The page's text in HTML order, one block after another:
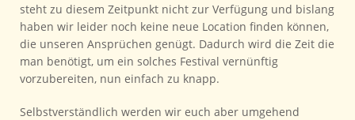
steht zu diesem Zeitpunkt nicht zur Verfügung und bislang
haben wir leider noch keine neue Location finden können,
die unseren Ansprüchen genügt. Dadurch wird die Zeit die
man benötigt, um ein solches Festival vernünftig
vorzubereiten, nun einfach zu knapp.
Selbstverständlich werden wir euch aber umgehend